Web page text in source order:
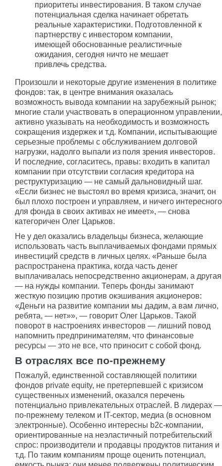
приоритеты инвестирования. В таком случае
потенциальная сделка начинает обретать
реальные характеристики. Подготовленной к
партнерству с инвестором компании,
имеющей обоснованные реалистичные
ожидания, сегодня ничто не мешает
привлечь средства.
Произошли и некоторые другие изменения в политике
фондов: так, в центре внимания оказалась
возможность вывода компании на зарубежный рынок;
многие стали участвовать в операционном управлении,
активно указывать на необходимость и возможность
сокращения издержек и т.д. Компании, испытывающие
серьезные проблемы с обслуживанием долговой
нагрузки, надолго выпали из поля зрения инвесторов.
И последние, согласитесь, правы: входить в капитал
компании при отсутствии согласия кредитора на
реструктуризацию — не самый дальновидный шаг.
«Если бизнес не выстоял во время кризиса, значит, он
был плохо построен и управляем, и ничего интересного
для фонда в своих активах не имеет», — снова
категоричен Олег Царьков.
Не у дел оказались владельцы бизнеса, желающие
использовать часть выплачиваемых фондами прямых
инвестиций средств в личных целях. «Раньше была
распространена практика, когда часть денег
выплачивалась непосредственно акционерам, а другая
— на нужды компании. Теперь фонды занимают
жесткую позицию против окэшивания акционеров:
«Деньги на развитие компании мы дадим, а вам лично,
ребята, — нет»», — говорит Олег Царьков. Такой
поворот в настроениях инвесторов — лишний повод
напомнить предпринимателям, что финансовые
ресурсы — это не все, что приносит с собой фонд.
В отраслях все по-прежнему
Пожалуй, единственной составляющей политики
фондов private equity, не претерпевшей с кризисом
существенных изменений, оказался перечень
потенциально привлекательных отраслей. В лидерах —
по-прежнему телеком и IT-сектор, медиа (в основном
электронные). Особенно интересны b2c-компании,
ориентированные на неэластичный потребительский
спрос: производители и продавцы продуктов питания и
т.д. По таким компаниям проще оценить потенциал,